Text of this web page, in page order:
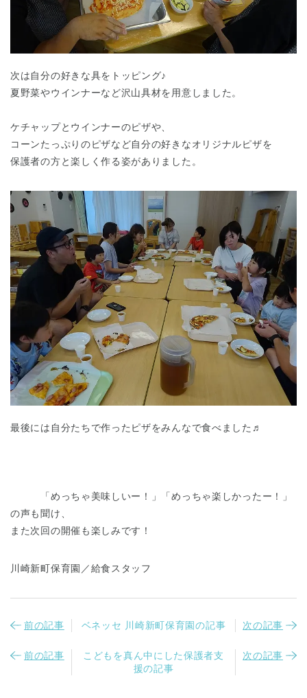
千葉県
埼玉県
兵庫県 兵庫県 全域
次は自分の好きな具をトッピング♪
夏野菜やウインナーなど沢山具材を用意しました。
ケチャップとウインナーのピザや、
コーンたっぷりのピザなど自分の好きなオリジナルピザを
保護者の方と楽しく作る姿がありました。
最後には自分たちで作ったピザをみんなで食べました♬
「めっちゃ美味しいー！」「めっちゃ楽しかったー！」
の声も聞け、
また次回の開催も楽しみです！
川崎新町保育園／給食スタッフ
前の記事 ベネッセ 川崎新町保育園の記事 次の記事
前の記事
こどもを真ん中にした保護者支
援の記事
次の記事